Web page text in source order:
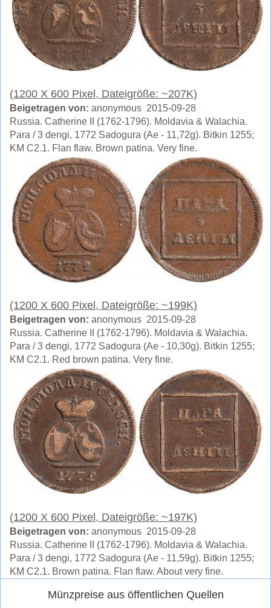
(1200 X 600 Pixel, Dateigröße: ~207K)
Beigetragen von: anonymous 2015-09-28
Russia. Catherine II (1762-1796). Moldavia & Walachia.
Para / 3 dengi, 1772 Sadogura (Ae - 11,72g). Bitkin 1255;
KM C2.1. Flan flaw. Brown patina. Very fine.
(1200 X 600 Pixel, Dateigröße: ~199K)
Beigetragen von: anonymous 2015-09-28
Russia. Catherine II (1762-1796). Moldavia & Walachia.
Para / 3 dengi, 1772 Sadogura (Ae - 10,30g). Bitkin 1255;
KM C2.1. Red brown patina. Very fine.
(1200 X 600 Pixel, Dateigröße: ~197K)
Beigetragen von: anonymous 2015-09-28
Russia. Catherine II (1762-1796). Moldavia & Walachia.
Para / 3 dengi, 1772 Sadogura (Ae - 11,59g). Bitkin 1255;
KM C2.1. Brown patina. Flan flaw. About very fine.